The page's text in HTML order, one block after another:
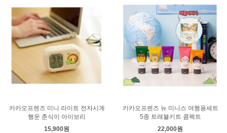
카카오프렌즈 미니 라이트 전자시계
행운 춘식이 아이보리
15,900원
카카오프렌즈 뉴 미니스 여행용세트
5종 트래블키트 콤팩트
22,000원